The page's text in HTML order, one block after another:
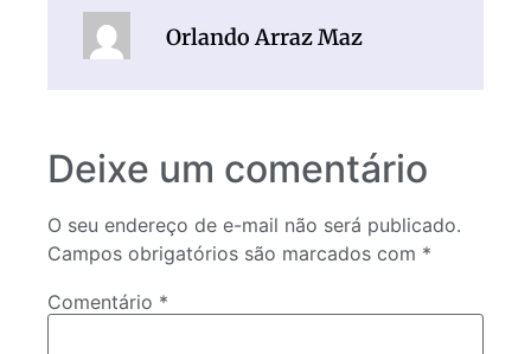
Orlando Arraz Maz
Deixe um comentário
O seu endereço de e-mail não será publicado.
Campos obrigatórios são marcados com *
Comentário *